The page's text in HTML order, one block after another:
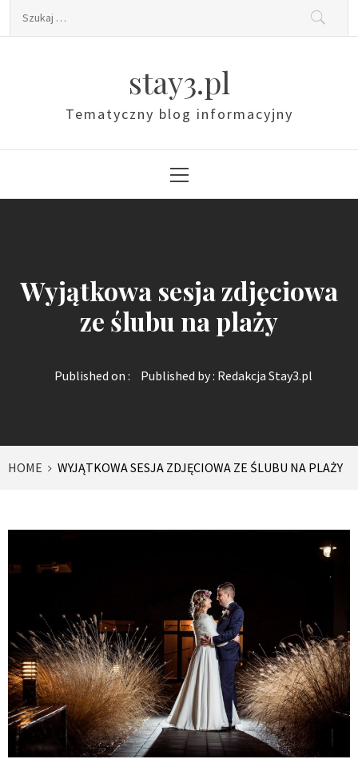
Szukaj:
stay3.pl
Tematyczny blog informacyjny
Menu
Wyjątkowa sesja zdjęciowa
ze ślubu na plaży
Published on : Published by : Redakcja Stay3.pl
HOME WYJĄTKOWA SESJA ZDJĘCIOWA ZE ŚLUBU NA PLAŻY